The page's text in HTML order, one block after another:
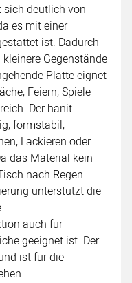
sich deutlich von
es mit einer
ist. Dadurch
Gegenstände
Platte eignet
Feiern, Spiele
Der hanit
formstabil,
Lackieren oder
das Material kein
nach Regen
unterstützt die
auch für
geeignet ist. Der
ist für die